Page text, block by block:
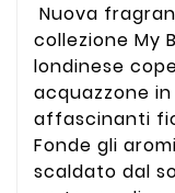
Nuova
collezione My
londinese
acquazzone
affascinanti
Fonde gli
scaldato dal